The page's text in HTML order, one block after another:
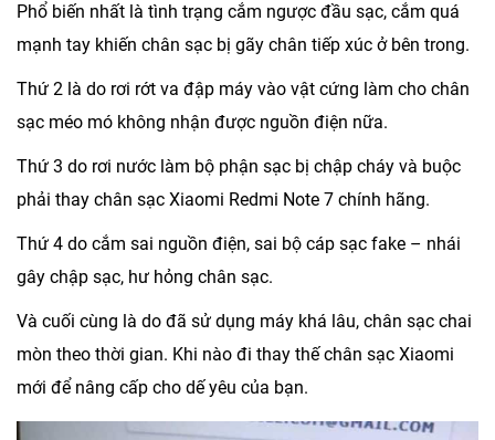
Phổ biến nhất là tình trạng cắm ngược đầu sạc, cắm quá
mạnh tay khiến chân sạc bị gãy chân tiếp xúc ở bên trong.
Thứ 2 là do rơi rớt va đập máy vào vật cứng làm cho chân
sạc méo mó không nhận được nguồn điện nữa.
Thứ 3 do rơi nước làm bộ phận sạc bị chập cháy và buộc
phải thay chân sạc Xiaomi Redmi Note 7 chính hãng.
Thứ 4 do cắm sai nguồn điện, sai bộ cáp sạc fake – nhái
gây chập sạc, hư hỏng chân sạc.
Và cuối cùng là do đã sử dụng máy khá lâu, chân sạc chai
mòn theo thời gian. Khi nào đi thay thế chân sạc Xiaomi
mới để nâng cấp cho dế yêu của bạn.